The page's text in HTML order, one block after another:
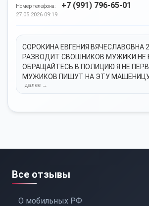
Номер телефона: +7 (991) 796-65-01
27.05.2026 09:19
СОРОКИНА ЕВГЕНИЯ ВЯЧЕСЛАВОВНА
РАЗВОДИТ СВОШНИКОВ МУЖИКИ НЕ
ОБРАЩАЙТЕСЬ В ПОЛИЦИЮ Я НЕ
МУЖИКОВ ПИШУТ НА ЭТУ
Все отзывы
О мобильных РФ